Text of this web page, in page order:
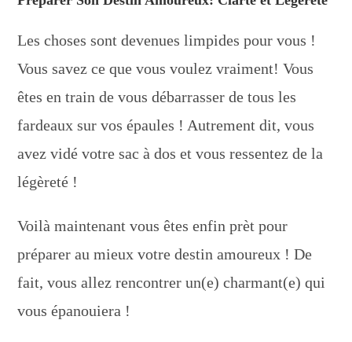
Les choses sont devenues limpides pour vous !
Vous savez ce que vous voulez vraiment! Vous
êtes en train de vous débarrasser de tous les
fardeaux sur vos épaules ! Autrement dit, vous
avez vidé votre sac à dos et vous ressentez de la
légèreté !
Voilà maintenant vous êtes enfin prèt pour
préparer au mieux votre destin amoureux ! De
fait, vous allez rencontrer un(e) charmant(e) qui
vous épanouiera !